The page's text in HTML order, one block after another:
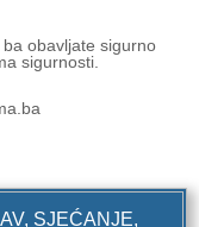
SJEĆANJE,
obavljate sigurno
sigurnosti.